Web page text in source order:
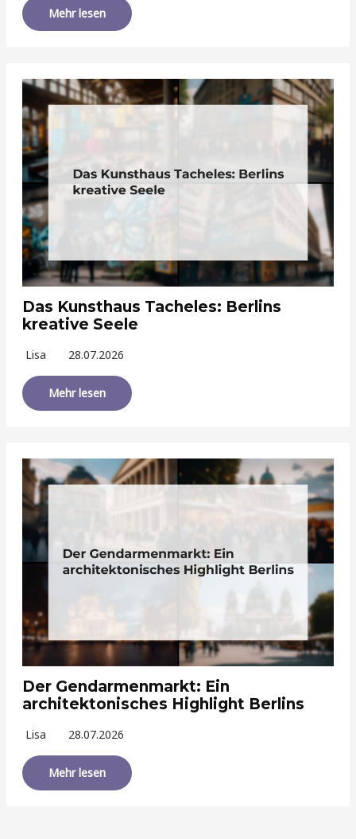
Mehr lesen
Das Kunsthaus Tacheles: Berlins
kreative Seele
Lisa 28.07.2026
Mehr lesen
Der Gendarmenmarkt: Ein
architektonisches Highlight Berlins
Lisa 28.07.2026
Mehr lesen